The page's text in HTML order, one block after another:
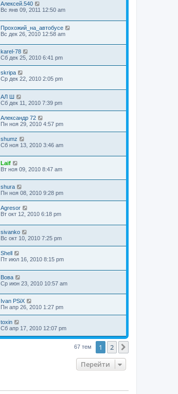
Алексей.540
Вс янв 09, 2011 12:50 am
Прохожий_на_автобусе
Вс дек 26, 2010 12:58 am
karel-78
Сб дек 25, 2010 6:41 pm
skripa
Ср дек 22, 2010 2:05 pm
АЛ Ш
Сб дек 11, 2010 7:39 pm
Александр 72
Пн ноя 29, 2010 4:57 pm
shumz
Сб ноя 13, 2010 3:46 am
Laif
Вт ноя 09, 2010 8:47 am
shura
Пн ноя 08, 2010 9:28 pm
Agresor
Вт окт 12, 2010 6:18 pm
sivanko
Вс окт 10, 2010 7:25 pm
Shell
Пт июл 16, 2010 8:15 pm
Вова
Ср июн 23, 2010 10:57 am
Ivan PSiX
Пн апр 26, 2010 1:27 pm
toxin
Сб апр 17, 2010 12:07 pm
67 тем 1 2
Перейти